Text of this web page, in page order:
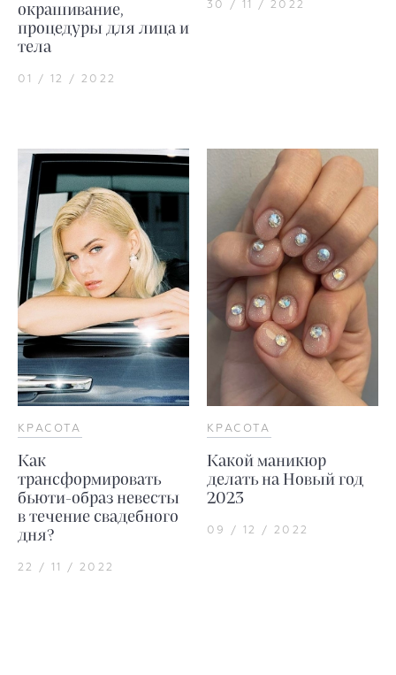
окрашивание,
процедуры для лица и
тела
01 / 12 / 2022
30 / 11 / 2022
КРАСОТА
Как
трансформировать
бьюти-образ невесты
в течение свадебного
дня?
22 / 11 / 2022
КРАСОТА
Какой маникюр
делать на Новый год
2023
09 / 12 / 2022